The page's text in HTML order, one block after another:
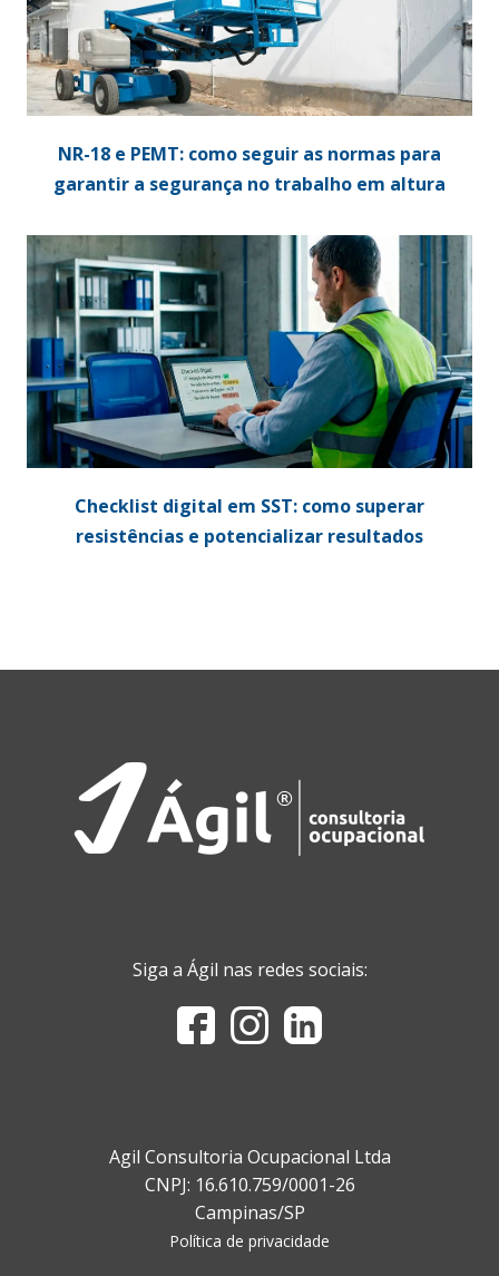
NR-18 e PEMT: como seguir as normas para
garantir a segurança no trabalho em altura
Checklist digital em SST: como superar
resistências e potencializar resultados
Siga a Ágil nas redes sociais:
Agil Consultoria Ocupacional Ltda
CNPJ: 16.610.759/0001-26
Campinas/SP
Política de privacidade